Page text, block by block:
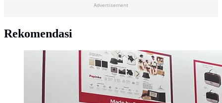
Advertisement
Rekomendasi